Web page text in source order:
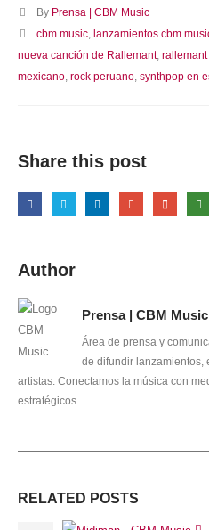
By Prensa | CBM Music
cbm music, lanzamientos cbm
nueva canción de Rallemant, rallemant
mexicano rock peruano synthpop en
Share this post
Author
Prensa | CBM Music
Área de prensa y
de difundir lanzamientos,
artistas. Conectamos la música con
estratégicos.
RELATED POSTS